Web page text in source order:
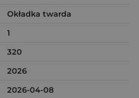
Okładka twarda
1
320
2026
2026-04-08